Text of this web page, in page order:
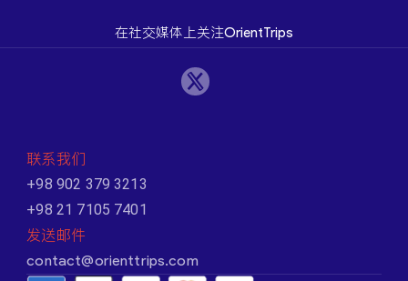
在社交媒体上关注OrientTrips
联系我们
+98 902 379 3213
+98 21 7105 7401
发送邮件
contact@orienttrips.com